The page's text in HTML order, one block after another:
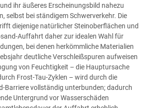
ihr äußeres Erscheinungsbild nahezu
selbst bei ständigem Schwerverkehr. Die
diejenige natürlicher Steinoberflächen und
Auffahrt daher zur idealen Wahl für
bei denen herkömmliche Materialien
deutliche Verschleißspuren aufweisen
von Feuchtigkeit – die Hauptursache
Frost-Tau-Zyklen – wird durch die
Barriere vollständig unterbunden; dadurch
Untergrund vor Wasserschäden